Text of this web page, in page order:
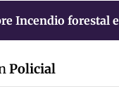
Incendio forestal
Policial